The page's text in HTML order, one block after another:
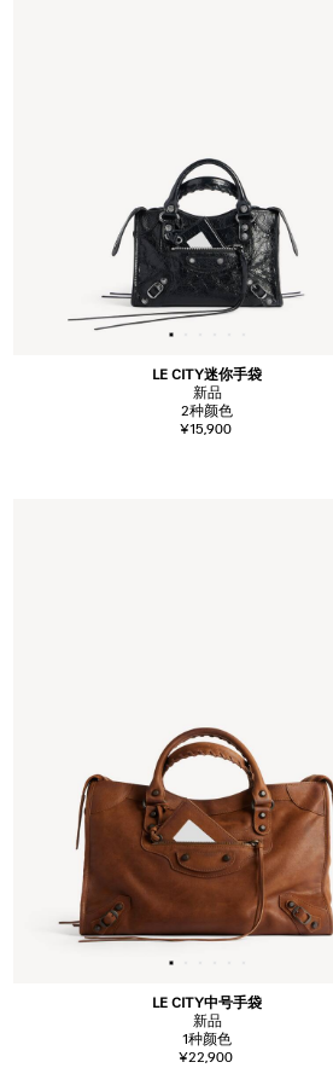
LE CITY迷你手袋
新品
2种颜色
¥15,900
LE CITY中号手袋
新品
1种颜色
¥22,900